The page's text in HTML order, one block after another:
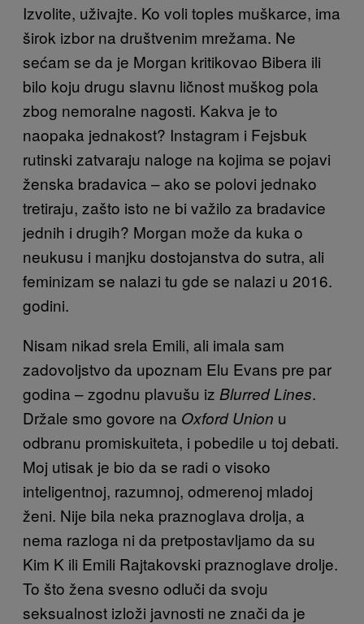
Izvolite, uživajte. Ko voli toples muškarce, ima
širok izbor na društvenim mrežama. Ne
sećam se da je Morgan kritikovao Bibera ili
bilo koju drugu slavnu ličnost muškog pola
zbog nemoralne nagosti. Kakva je to
naopaka jednakost? Instagram i Fejsbuk
rutinski zatvaraju naloge na kojima se pojavi
ženska bradavica – ako se polovi jednako
tretiraju, zašto isto ne bi važilo za bradavice
jednih i drugih? Morgan može da kuka o
neukusu i manjku dostojanstva do sutra, ali
feminizam se nalazi tu gde se nalazi u 2016.
godini.
Nisam nikad srela Emili, ali imala sam
zadovoljstvo da upoznam Elu Evans pre par
godina – zgodnu plavušu iz Blurred Lines.
Držale smo govore na Oxford Union u
odbranu promiskuiteta, i pobedile u toj debati.
Moj utisak je bio da se radi o visoko
inteligentnoj, razumnoj, odmerenoj mladoj
ženi. Nije bila neka praznoglava drolja, a
nema razloga ni da pretpostavljamo da su
Kim K ili Emili Rajtakovski praznoglave drolje.
To što žena svesno odluči da svoju
seksualnost izloži javnosti ne znači da je